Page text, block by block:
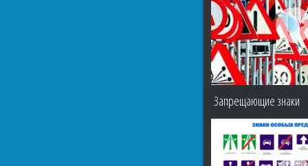
Запрещающие знаки